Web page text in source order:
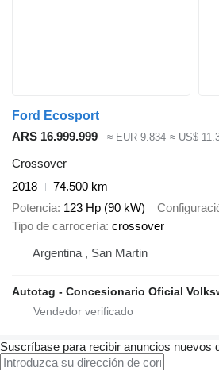
Ford Ecosport
ARS 16.999.999
≈ EUR 9.834 ≈ US$
Crossover
2018
74.500 km
Potencia 123 Hp (90 kW)
Tipo de carrocería crossover
Argentina , San Martin
Autotag - Concesionario Oficial
Suscríbase para recibir anuncios nuevos